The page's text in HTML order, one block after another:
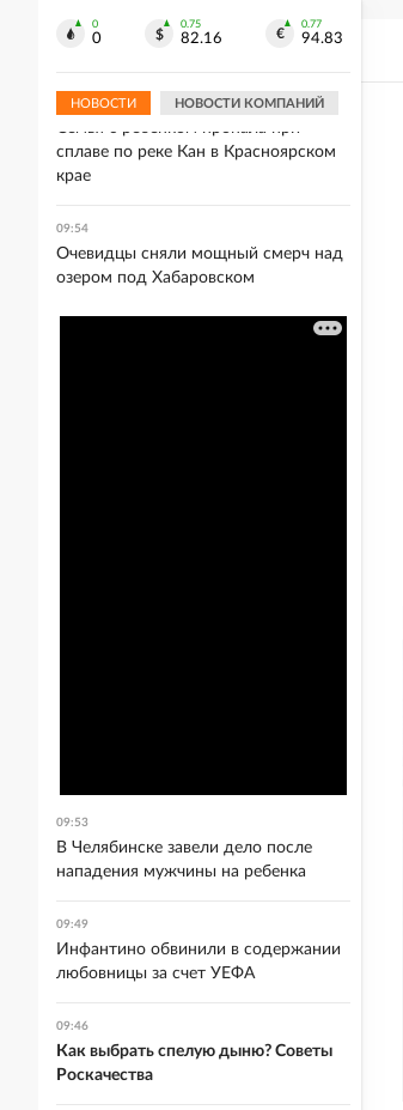
0
0
0.75
82.16
0.77
94.83
НОВОСТИ НОВОСТИ КОМПАНИЙ
погибли два человека, еще двое
10:02
Семья с ребенком пропала при
сплаве по реке Кан в Красноярском
крае
09:54
Очевидцы сняли мощный смерч над
озером под Хабаровском
09:53
В Челябинске завели дело после
нападения мужчины на ребенка
09:49
Инфантино обвинили в содержании
любовницы за счет УЕФА
09:46
Как выбрать спелую дыню? Советы
Роскачества